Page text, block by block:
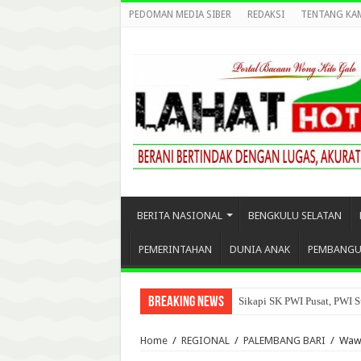
PEDOMAN MEDIA SIBER REDAKSI TENTANG
BERITA NASIONAL BENGKULU SELATAN
PEMERINTAHAN DUNIA ANAK
Breaking News Sikapi SK PWI Pusat, PWI
Home / REGIONAL / PALEMBANG BARI /